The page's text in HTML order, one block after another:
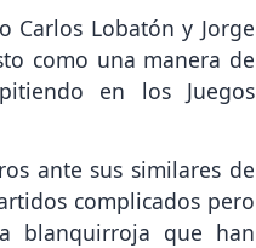
Carlos Lobatón y Jorge
como una manera de
en los Juegos
ante sus similares de
complicados pero
blanquirroja que han